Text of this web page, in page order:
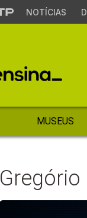
NOTÍCIAS
MUSEUS